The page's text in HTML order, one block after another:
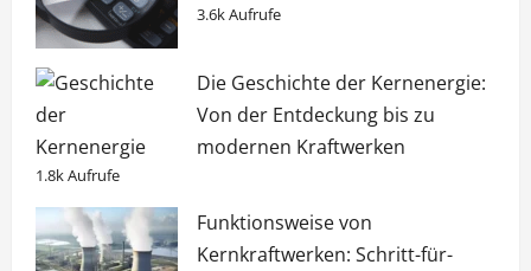
3.6k Aufrufe
Die Geschichte der Kernenergie:
Von der Entdeckung bis zu
modernen Kraftwerken
1.8k Aufrufe
Funktionsweise von
Kernkraftwerken: Schritt-für-